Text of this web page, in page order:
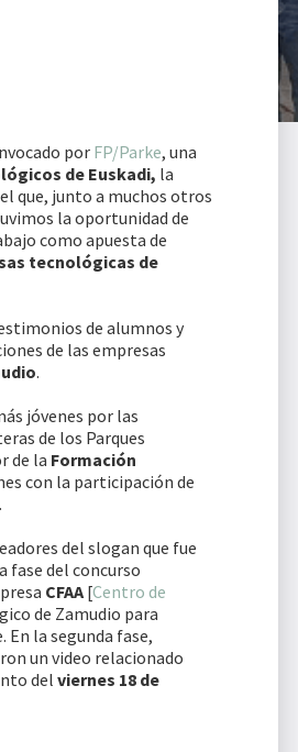
por FP/Parke, una
de Euskadi, la
que, junto a muchos otros
la oportunidad de
como apuesta de
tecnológicas de
de alumnos y
de las empresas
.
jóvenes por las
de los Parques
de la Formación
con la participación de
del slogan que fue
fase del concurso
CFAA [Centro de
de Zamudio para
la segunda fase,
un video relacionado
del viernes 18 de